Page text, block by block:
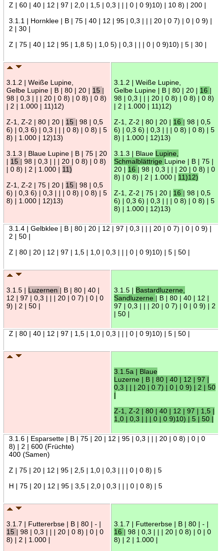
Z | 60 | 40 | 12 | 97 | 2,0 | 1,5 | 0,3 | | | 0 | 0 9)10) | 10 8) | 200 |
3.1.1 | Hornklee | B | 75 | 40 | 12 | 95 | 0,3 | | | 20 | 0 7) | 0 | 0 9) |
2 | 30 |
Z | 75 | 40 | 12 | 95 | 1,8 5) | 1,0 5) | 0,3 | | | 0 | 0 9)10) | 5 | 30 |
3.1.2 | Weiße Lupine,
Gelbe Lupine | B | 80 | 20 | 15 |
98 | 0,3 | | | 20 | 0 8) | 0 8) | 0 8)
| 2 | 1.000 | 11)12)
Z-1, Z-2 | 80 | 20 | 15 | 98 | 0,5
6) | 0,3 6) | 0,3 | | | 0 8) | 0 8) | 5
8) | 1.000 | 12)13)
3.1.3 | Blaue Lupine | B | 75 | 20
| 15 | 98 | 0,3 | | | 20 | 0 8) | 0 8)
| 0 8) | 2 | 1.000 | 11)
Z-1, Z-2 | 75 | 20 | 15 | 98 | 0,5
6) | 0,3 6) | 0,3 | | | 0 8) | 0 8) | 5
8) | 1.000 | 12)13)
3.1.2 | Weiße Lupine,
Gelbe Lupine | B | 80 | 20 | 16 |
98 | 0,3 | | | 20 | 0 8) | 0 8) | 0 8)
| 2 | 1.000 | 11)12)
Z-1, Z-2 | 80 | 20 | 16 | 98 | 0,5
6) | 0,3 6) | 0,3 | | | 0 8) | 0 8) | 5
8) | 1.000 | 12)13)
3.1.3 | Blaue Lupine,
Schmalblättrige Lupine | B | 75 |
20 | 16 | 98 | 0,3 | | | 20 | 0 8) | 0
8) | 0 8) | 2 | 1.000 | 11)12)
Z-1, Z-2 | 75 | 20 | 16 | 98 | 0,5
6) | 0,3 6) | 0,3 | | | 0 8) | 0 8) | 5
8) | 1.000 | 12)13)
3.1.4 | Gelbklee | B | 80 | 20 | 12 | 97 | 0,3 | | | 20 | 0 7) | 0 | 0 9) |
2 | 50 |
Z | 80 | 20 | 12 | 97 | 1,5 | 1,0 | 0,3 | | | 0 | 0 9)10) | 5 | 50 |
3.1.5 | Luzernen | B | 80 | 40 |
12 | 97 | 0,3 | | | 20 | 0 7) | 0 | 0
9) | 2 | 50 |
3.1.5 | Bastardluzerne,
Sandluzerne | B | 80 | 40 | 12 |
97 | 0,3 | | | 20 | 0 7) | 0 | 0 9) | 2
| 50 |
Z | 80 | 40 | 12 | 97 | 1,5 | 1,0 | 0,3 | | | 0 | 0 9)10) | 5 | 50 |
3.1.5a | Blaue
Luzerne | B | 80 | 40 | 12 | 97 |
0,3 | | | 20 | 0 7) | 0 | 0 9) | 2 | 50
|
Z-1, Z-2 | 80 | 40 | 12 | 97 | 1,5 |
1,0 | 0,3 | | | 0 | 0 9)10) | 5 | 50 |
3.1.6 | Esparsette | B | 75 | 20 | 12 | 95 | 0,3 | | | 20 | 0 8) | 0 | 0
8) | 2 | 600 (Früchte)
400 (Samen)
Z | 75 | 20 | 12 | 95 | 2,5 | 1,0 | 0,3 | | | 0 | 0 8) | 5
H | 75 | 20 | 12 | 95 | 3,5 | 2,0 | 0,3 | | | 0 | 0 8) | 5
3.1.7 | Futtererbse | B | 80 | - |
15 | 98 | 0,3 | | | 20 | 0 8) | 0 | 0
8) | 2 | 1.000 |
3.1.7 | Futtererbse | B | 80 | - |
16 | 98 | 0,3 | | | 20 | 0 8) | 0 | 0
8) | 2 | 1.000 |